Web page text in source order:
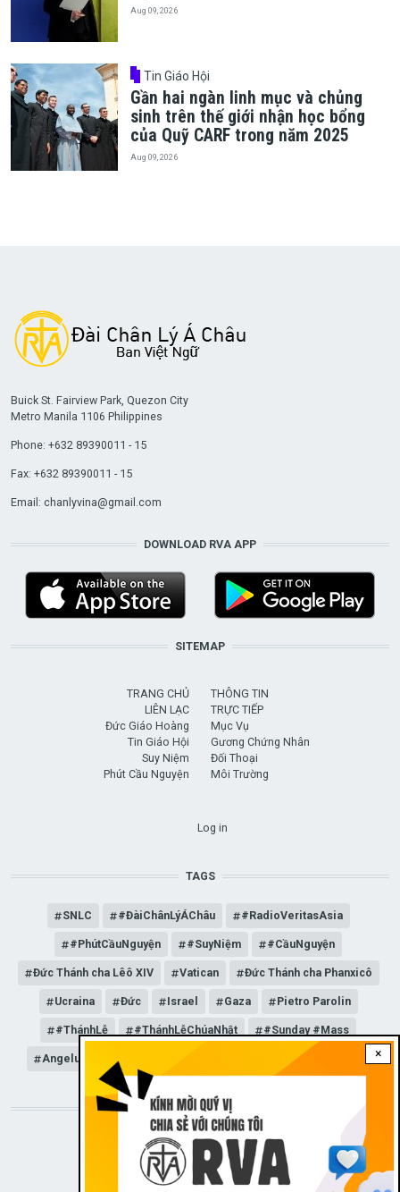
Aug 09, 2026
Tin Giáo Hội
Gần hai ngàn linh mục và chủng
sinh trên thế giới nhận học bổng
của Quỹ CARF trong năm 2025
Aug 09, 2026
×
Buick St. Fairview Park, Quezon City
Metro Manila 1106 Philippines
Phone: +632 89390011 - 15
Fax: +632 89390011 - 15
Email: chanlyvina@gmail.com
DOWNLOAD RVA APP
SITEMAP
TRANG CHỦ
LIÊN LẠC
Đức Giáo Hoàng
Tin Giáo Hội
Suy Niệm
Phút Cầu Nguyện
THÔNG TIN
TRỰC TIẾP
Mục Vụ
Gương Chứng Nhân
Đối Thoại
Môi Trường
Log in
TAGS
SNLC #ĐàiChânLýÁChâu #RadioVeritasAsia
#PhútCầuNguyện #SuyNiệm #CầuNguyện
Đức Thánh cha Lêô XIV Vatican Đức Thánh cha Phanxicô
Ucraina Đức Israel Gaza Pietro Parolin
#ThánhLễ #ThánhLễChúaNhật #Sunday #Mass
Angelus Đức Giáo hoàng Lêô XIV General Audience
STAY CONNECTED WITH US!